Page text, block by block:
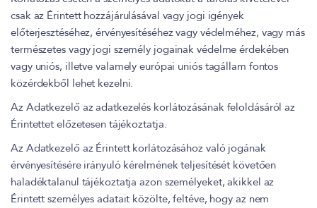
csak az Érintett hozzájárulásával vagy jogi igények
előterjesztéséhez, érvényesítéséhez vagy védelméhez, vagy más
természetes vagy jogi személy jogainak védelme érdekében
vagy uniós, illetve valamely európai uniós tagállam fontos
közérdekből lehet kezelni.
Az Adatkezelő az adatkezelés korlátozásának feloldásáról az
Érintettet előzetesen tájékoztatja.
Az Adatkezelő az Érintett korlátozásához való jogának
érvényesítésére irányuló kérelmének teljesítését követően
haladéktalanul tájékoztatja azon személyeket, akikkel az
Érintett személyes adatait közölte, feltéve, hogy az nem